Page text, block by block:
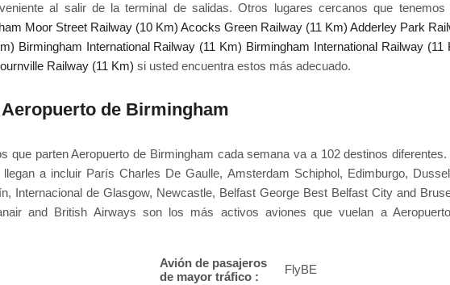
al salir de la terminal de salidas. Otros lugares cercanos que tenemos
Moor Street Railway (10 Km) Acocks Green Railway (11 Km) Adderley Park
Birmingham International Railway (11 Km) Birmingham International Railway (11
Railway (11 Km) si usted encuentra estos más adecuado.
de Birmingham
que parten Aeropuerto de Birmingham cada semana va a 102 destinos diferentes.
a incluir París Charles De Gaulle, Amsterdam Schiphol, Edimburgo,
Internacional de Glasgow, Newcastle, Belfast George Best Belfast City and
and British Airways son los más activos aviones que vuelan a
Avión de pasajeros
de mayor tráfico :
FlyBE